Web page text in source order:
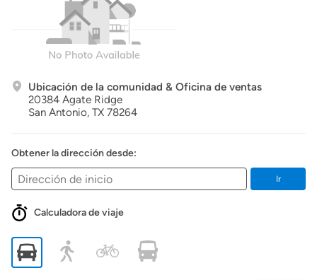
Ubicación de la comunidad & Oficina de ventas
20384 Agate Ridge
San Antonio, TX 78264
Obtener la dirección desde:
Ir
Calculadora de viaje